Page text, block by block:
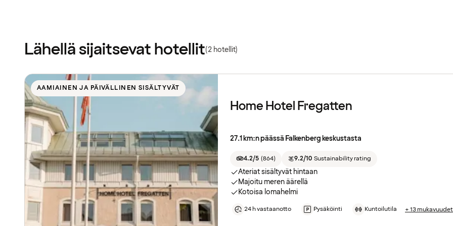
Lähellä sijaitsevat hotellit(2 hotellit)
AAMIAINEN JA PÄIVÄLLINEN SISÄLTYVÄT
Home Hotel Fregatten
27.1 km:n päässä Falkenberg keskustasta
4.2/5 (864) 9.2/10 Sustainability rating
Ateriat sisältyvät hintaan
Majoitu meren äärellä
Kotoisa lomahelmi
24 h vastaanotto Pysäköinti Kuntoilutila + 13 mukavuudet